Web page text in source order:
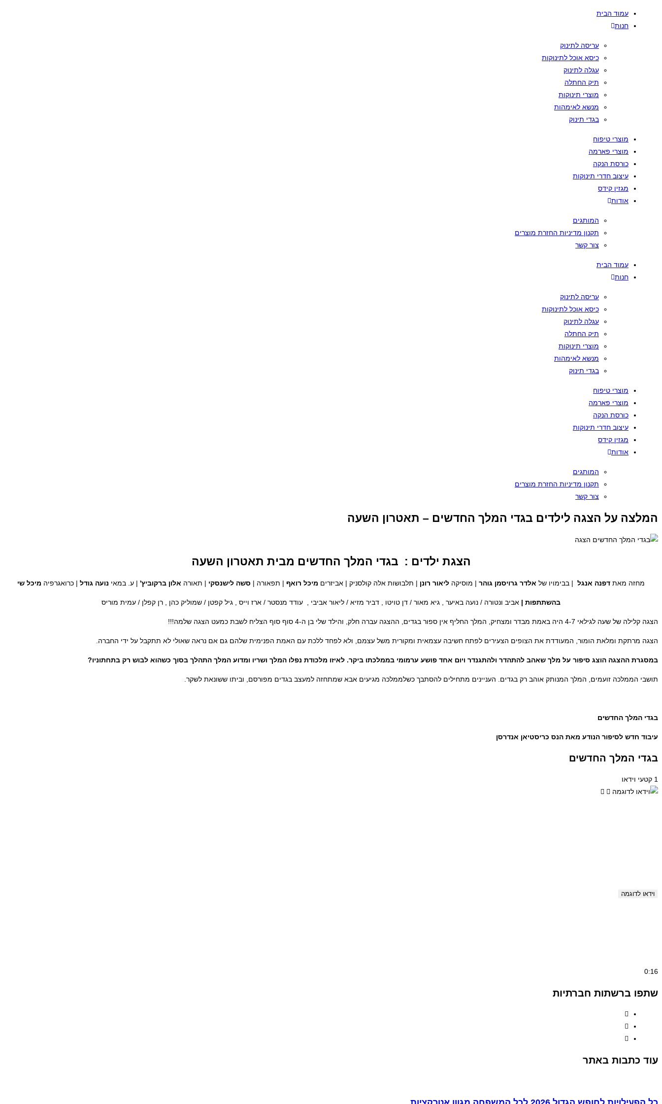
עמוד הבית
חנות
עריסה לתינוק
כיסא אוכל לתינוקות
עגלה לתינוק
תיק החתלה
מוצרי תינוקות
מנשא לאימהות
בגדי תינוק
מוצרי טיפוח
מוצרי פארמה
כורסת הנקה
עיצוב חדרי תינוקות
מגזין קידס
אודות
המותגים
תקנון מדיניות החזרת מוצרים
צור קשר
עמוד הבית
חנות
עריסה לתינוק
כיסא אוכל לתינוקות
עגלה לתינוק
תיק החתלה
מוצרי תינוקות
מנשא לאימהות
בגדי תינוק
מוצרי טיפוח
מוצרי פארמה
כורסת הנקה
עיצוב חדרי תינוקות
מגזין קידס
אודות
המותגים
תקנון מדיניות החזרת מוצרים
צור קשר
המלצה על הצגה לילדים בגדי המלך החדשים – תאטרון השעה
הצגת ילדים : בגדי המלך החדשים מבית תאטרון השעה
מחזה מאת דפנה אנגל | בבימויו של אלדר גרויסמן גוהר | מוסיקה ליאור רונן | תלבושות אלה קולסניק | אביזרים מיכל רואף | תפאורה | סשה לישנסקי | תאורה אלון ברקוביץ' | ע. במאי נועה גודל | כרואגרפיה מיכל שי
בהשתתפות | אביב ונטורה / נועה באיער , גיא מאור / דן טויטו , דביר מזיא / ליאור אביבי , עודד מנסטר / ארז וייס , גיל קפטן / שמוליק כהן , רן קפלן / עמית מוריס
הצגה קלילה של שעה לגילאי 4-7 היה באמת מבדר ומצחיק, המלך החליף אין ספור בגדים, ההצגה עברה חלק, והילד שלי בן ה-4 סוף סוף הצליח לשבת כמעט הצגה שלמה!!!
הצגה מרתקת ומלאת הומור, המעודדת את הצופים הצעירים לפתח חשיבה עצמאית ומקורית משל עצמם, ולא לפחד ללכת עם האמת הפנימית שלהם גם אם נראה שאולי לא תתקבל על ידי החברה.
במסגרת ההצגה הוצג סיפור על מלך שאהב להתהדר ולהתגנדר ויום אחד פושע ערמומי בממלכתו ביקר. לאיזו מלכודת נפלו המלך ושריו ומדוע המלך התהלך בסוך כשהוא לבוש רק בתחתוניו?
תושבי הממלכה זועמים, המלך המנותק אוהב רק בגדים. העניינים מתחילים להסתבך כשלממלכה מגיעים אבא שמתחזה למעצב בגדים מפורסם, וביתו ששונאת לשקר.
בגדי המלך החדשים
עיבוד חדש לסיפור הנודע מאת הנס כריסטיאן אנדרסן
בגדי המלך החדשים
1 קטעי וידאו
וידאו לדוגמה
0:16
שתפו ברשתות חברתיות
עוד כתבות באתר